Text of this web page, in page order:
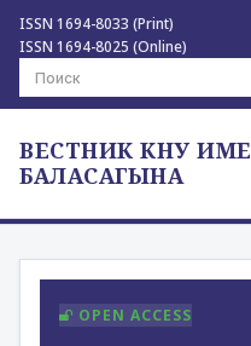
ISSN 1694-8033 (Print)
ISSN 1694-8025 (Online)
ВЕСТНИК КНУ
БАЛАСАГЫНА
OPEN ACCESS